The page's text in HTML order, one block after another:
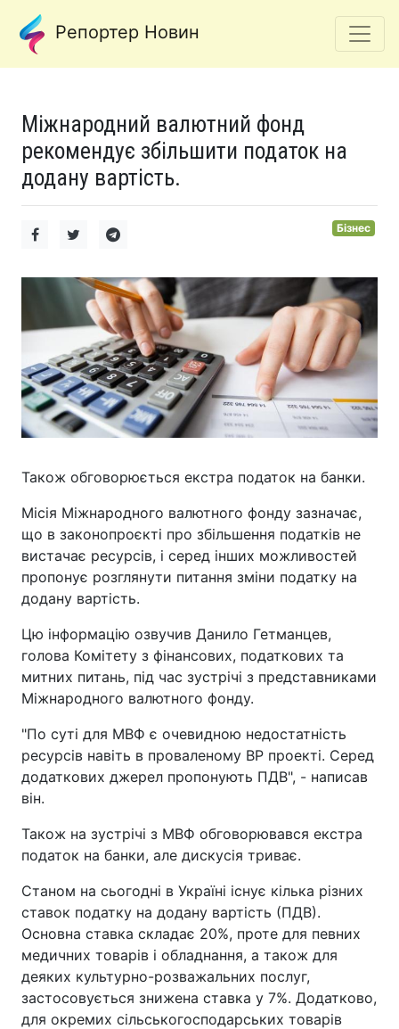
Репортер Новин
Міжнародний валютний фонд
рекомендує збільшити податок на
додану вартість.
Бізнес
Також обговорюється екстра податок на банки.
Місія Міжнародного валютного фонду зазначає,
що в законопроєкті про збільшення податків не
вистачає ресурсів, і серед інших можливостей
пропонує розглянути питання зміни податку на
додану вартість.
Цю інформацію озвучив Данило Гетманцев,
голова Комітету з фінансових, податкових та
митних питань, під час зустрічі з представниками
Міжнародного валютного фонду.
"По суті для МВФ є очевидною недостатність
ресурсів навіть в проваленому ВР проекті. Серед
додаткових джерел пропонують ПДВ", - написав
він.
Також на зустрічі з МВФ обговорювався екстра
податок на банки, але дискусія триває.
Станом на сьогодні в Україні існує кілька різних
ставок податку на додану вартість (ПДВ).
Основна ставка складає 20%, проте для певних
медичних товарів і обладнання, а також для
деяких культурно-розважальних послуг,
застосовується знижена ставка у 7%. Додатково,
для окремих сільськогосподарських товарів